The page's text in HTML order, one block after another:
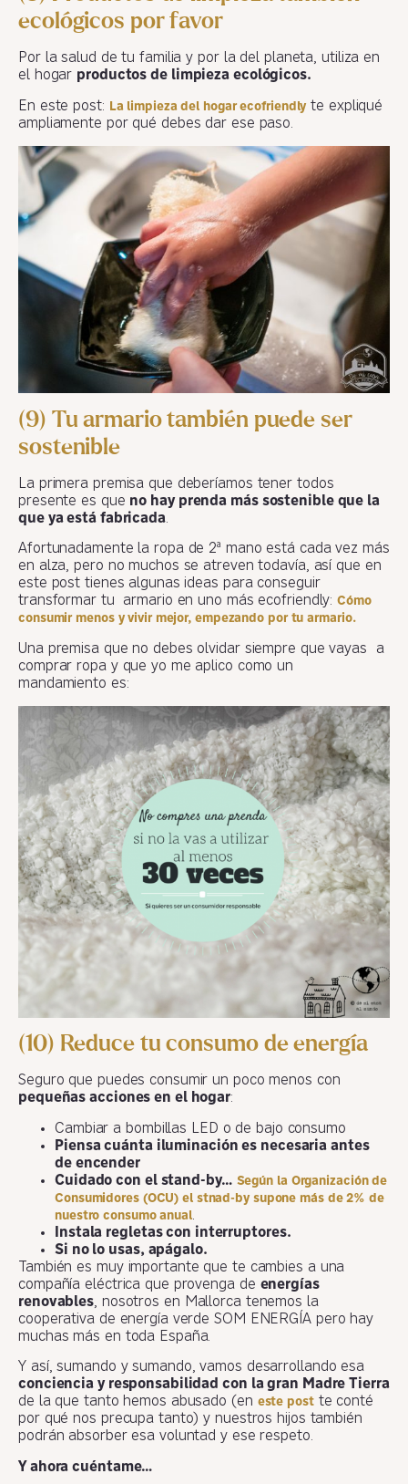
ecológicos por favor
Por la salud de tu familia y por la del planeta, utiliza en
el hogar productos de limpieza ecológicos.
En este post: La limpieza del hogar ecofriendlyte expliqué
ampliamente por qué debes dar ese paso.
(9) Tu armario también puede ser
sostenible
La primera premisa que deberíamos tener todos
presente es que no hay prenda más sostenible que la
que ya está fabricada.
Afortunadamente la ropa de 2ª mano está cada vez más
en alza, pero no muchos se atreven todavía, así que en
este post tienes algunas ideas para conseguir
transformar tu armario en uno más ecofriendly:Cómo
consumir menos y vivir mejor, empezando por tu armario.
Una premisa que no debes olvidar siempre que vayas a
comprar ropa y que yo me aplico como un
mandamiento es:
(10) Reduce tu consumo de energía
Seguro que puedes consumir un poco menos con
pequeñas acciones en el hogar:
Cambiar a bombillas LED o de bajo consumo
Piensa cuánta iluminación es necesaria antes
de encender
Cuidado con el stand-by… Según la Organización de
Consumidores (OCU) el stnad-by supone más de 2% de
nuestro consumo anual.
Instala regletas con interruptores.
Si no lo usas, apágalo.
También es muy importante que te cambies a una
compañía eléctrica que provenga de energías
renovables, nosotros en Mallorca tenemos la
cooperativa de energía verde SOM ENERGÍA pero hay
muchas más en toda España.
Y así, sumando y sumando, vamos desarrollando esa
conciencia y responsabilidad con la gran Madre Tierra
de la que tanto hemos abusado (en este postte conté
por qué nos precupa tanto) y nuestros hijos también
podrán absorber esa voluntad y ese respeto.
Y ahora cuéntame…